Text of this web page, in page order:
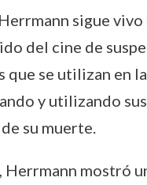
sigue
del cine de
que se utilizan en
y utilizando
su muerte.
mostró